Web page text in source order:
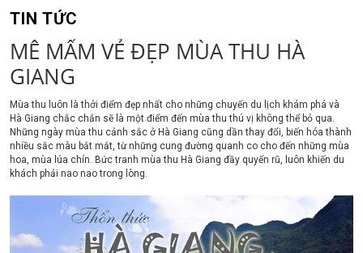
TIN TỨC
MÊ MẨM VẺ ĐẸP MÙA THU HÀ
GIANG
Mùa thu luôn là thởi điểm đẹp nhất cho những chuyến du lịch khám phá và
Hà Giang chắc chắn sẽ là một điểm đến mùa thu thú vị không thể bỏ qua.
Những ngày mùa thu cảnh sắc ở Hà Giang cũng dần thay đổi, biến hóa thành
nhiều sắc màu bắt mắt, từ những cung đường quanh co cho đến những mùa
hoa, mùa lúa chín. Bức tranh mùa thu Hà Giang đầy quyến rũ, luôn khiến du
khách phải nao nao trong lòng.